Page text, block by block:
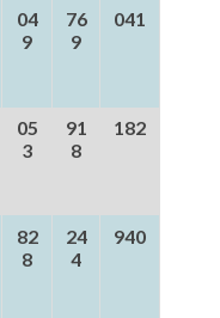
04
9
76
9
041
05
3
91
8
182
82
8
24
4
940